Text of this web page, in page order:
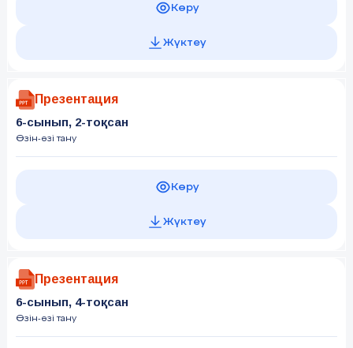
Көру
Жүктеу
Презентация
6-сынып, 2-тоқсан
Өзін-өзі тану
Көру
Жүктеу
Презентация
6-сынып, 4-тоқсан
Өзін-өзі тану